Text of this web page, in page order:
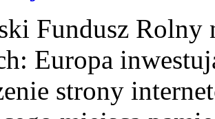
Fundusz Rolny
Europa
strony